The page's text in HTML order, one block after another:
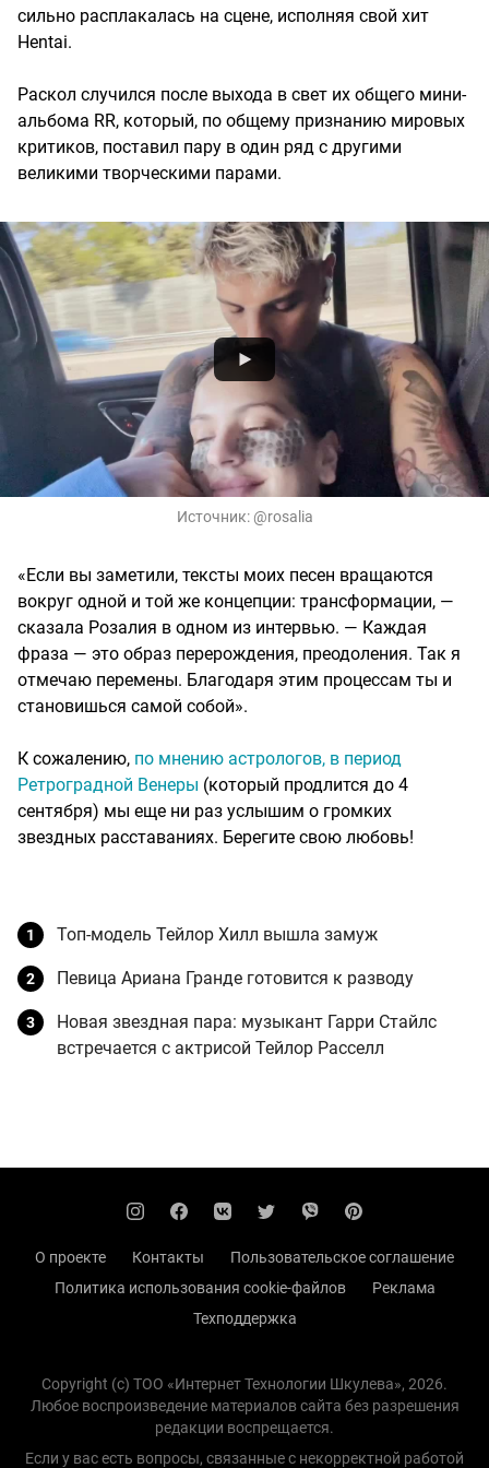
сильно расплакалась на сцене, исполняя свой хит
Hentai.
Раскол случился после выхода в свет их общего мини-
альбома RR, который, по общему признанию мировых
критиков, поставил пару в один ряд с другими
великими творческими парами.
Источник: @rosalia
«Если вы заметили, тексты моих песен вращаются
вокруг одной и той же концепции: трансформации, —
сказала Розалия в одном из интервью. — Каждая
фраза — это образ перерождения, преодоления. Так я
отмечаю перемены. Благодаря этим процессам ты и
становишься самой собой».
К сожалению, по мнению астрологов, в период
Ретроградной Венеры (который продлится до 4
сентября) мы еще ни раз услышим о громких
звездных расставаниях. Берегите свою любовь!
Топ-модель Тейлор Хилл вышла замуж
Певица Ариана Гранде готовится к разводу
Новая звездная пара: музыкант Гарри Стайлс
встречается с актрисой Тейлор Расселл
О проекте Контакты
Пользовательское соглашение
Политика использования cookie-файлов
Реклама
Техподдержка
Copyright (с) TOO «Интернет Технологии Шкулева», 2026.
Любое воспроизведение материалов сайта без разрешения
редакции воспрещается.
Если у вас есть вопросы, связанные с некорректной работой